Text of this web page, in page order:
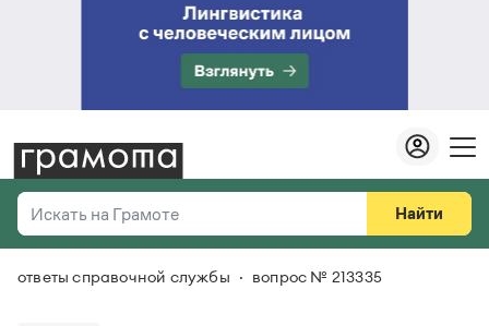
Искать на Грамоте
Справочная служба
Найти
Везде
ответы справочной службы вопрос № 213335